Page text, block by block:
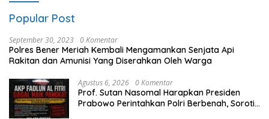
Popular Post
September 30, 2023 0 Komentar
Polres Bener Meriah Kembali Mengamankan Senjata Api
Rakitan dan Amunisi Yang Diserahkan Oleh Warga
Agustus 6, 2026 0 Komentar
Prof. Sutan Nasomal Harapkan Presiden
Prabowo Perintahkan Polri Berbenah, Soroti